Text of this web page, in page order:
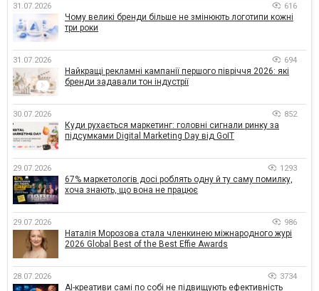
31.07.2026 616
Чому великі бренди більше не змінюють логотипи кожні
три роки
31.07.2026 694
Найкращі рекламні кампанії першого півріччя 2026: які
бренди задавали тон індустрії
30.07.2026 852
Куди рухається маркетинг: головні сигнали ринку за
підсумками Digital Marketing Day від GoIT
29.07.2026 1293
67% маркетологів досі роблять одну й ту саму помилку,
хоча знають, що вона не працює
29.07.2026 986
Наталія Морозова стала членкинею міжнародного журі
2026 Global Best of the Best Effie Awards
28.07.2026 3734
AI-креативи самі по собі не підвищують ефективність